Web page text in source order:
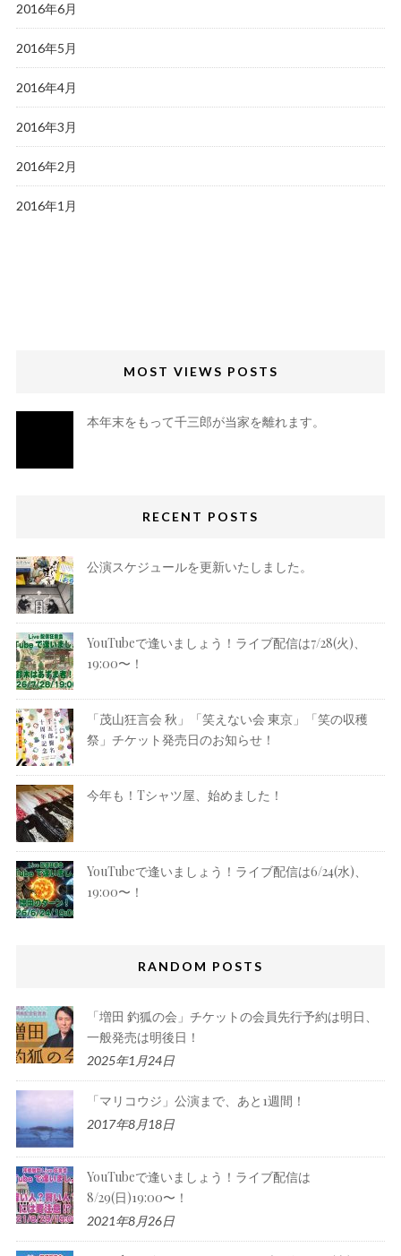
2016年6月
2016年5月
2016年4月
2016年3月
2016年2月
2016年1月
MOST VIEWS POSTS
本年末をもって千三郎が当家を離れます。
RECENT POSTS
公演スケジュールを更新いたしました。
YouTubeで逢いましょう！ライブ配信は7/28(火)、
19:00〜！
「茂山狂言会 秋」「笑えない会 東京」「笑の収穫
祭」チケット発売日のお知らせ！
今年も！Tシャツ屋、始めました！
YouTubeで逢いましょう！ライブ配信は6/24(水)、
19:00〜！
RANDOM POSTS
「増田 釣狐の会」チケットの会員先行予約は明日、
一般発売は明後日！
2025年1月24日
「マリコウジ」公演まで、あと1週間！
2017年8月18日
YouTubeで逢いましょう！ライブ配信は
8/29(日)19:00〜！
2021年8月26日